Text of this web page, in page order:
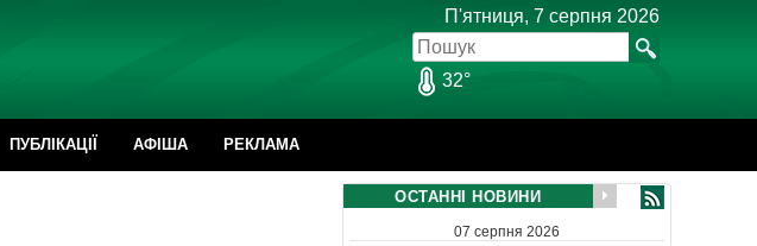
П'ятниця, 7 серпня 2026
32°
ПУБЛІКАЦІЇ АФІША РЕКЛАМА
ОСТАННІ НОВИНИ
07 серпня 2026